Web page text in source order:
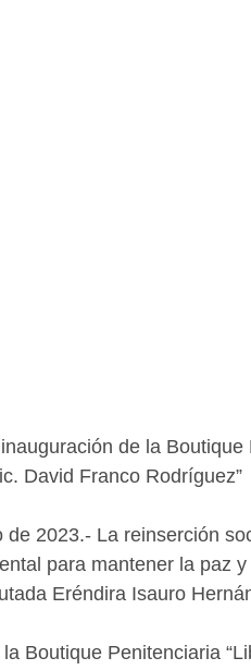
de la Boutique
David Franco Rodríguez”
2023.- La reinserción
para mantener la paz
Eréndira Isauro
Boutique Penitenciaria